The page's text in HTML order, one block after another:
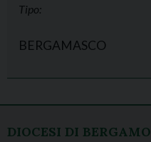
Tipo:
BERGAMASCO
DIOCESI DI BERGAMO